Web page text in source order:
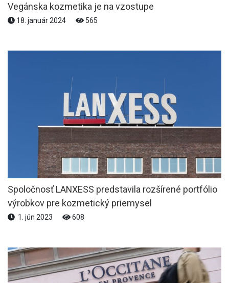
Vegánska kozmetika je na vzostupe
18. január 2024 565
Spoločnosť LANXESS predstavila rozšírené portfólio
výrobkov pre kozmetický priemysel
1. jún 2023 608